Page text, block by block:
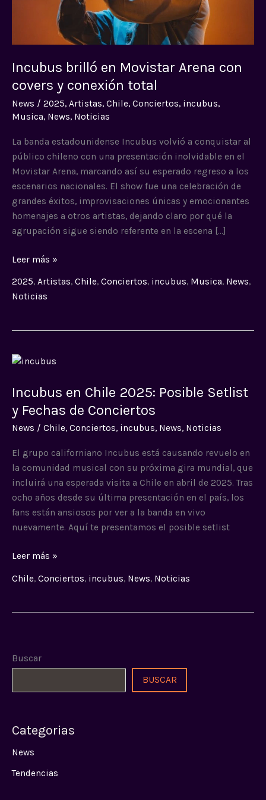
Incubus brilló en Movistar Arena con
covers y conexión total
News / 2025, Artistas, Chile, Conciertos, incubus,
Musica, News, Noticias
La banda estadounidense Incubus volvió a conquistar al
público chileno con una presentación inolvidable en el
Movistar Arena, marcando así su esperado regreso a los
escenarios nacionales. El show fue una celebración de
grandes éxitos, improvisaciones únicas y emocionantes
homenajes a otros artistas, dejando claro por qué la
agrupación sigue siendo referente en la escena […]
Leer más »
2025, Artistas, Chile, Conciertos, incubus, Musica, News,
Noticias
Incubus en Chile 2025: Posible Setlist
y Fechas de Conciertos
News / Chile, Conciertos, incubus, News, Noticias
El grupo californiano Incubus está causando revuelo en
la comunidad musical con su próxima gira mundial, que
incluirá una esperada visita a Chile en abril de 2025. Tras
ocho años desde su última presentación en el país, los
fans están ansiosos por ver a la banda en vivo
nuevamente. Aquí te presentamos el posible setlist
Incubus
Chile
2025:
Posible
Setlist
y
Fechas
de
Conciertos
Leer más »
Chile, Conciertos, incubus, News, Noticias
Buscar
BUSCAR
Categorias
News
Tendencias